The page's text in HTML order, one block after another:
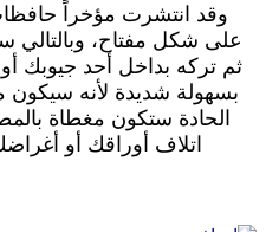
وقد انتشرت مؤخراً
على شكل مفتاح، وبالتالي
ثم تركه بداخل أحد جيوبك
بسهولة شديدة لأنه سيكون
الحادة ستكون مغطاة
اتلاف أوراقك أو